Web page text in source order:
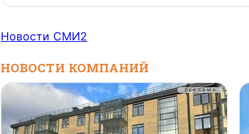
Новости СМИ2
НОВОСТИ КОМПАНИЙ